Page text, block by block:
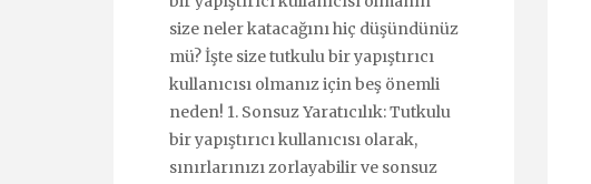
size neler katacağını hiç düşündünüz
mü? İşte size tutkulu bir yapıştırıcı
kullanıcısı olmanız için beş önemli
neden! 1. Sonsuz Yaratıcılık: Tutkulu
bir yapıştırıcı kullanıcısı olarak,
sınırlarınızı zorlayabilir ve sonsuz